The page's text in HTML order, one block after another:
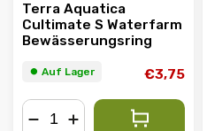
Terra Aquatica
Cultimate S Waterfarm
Bewässerungsring
⏺︎ Auf Lager €3,75